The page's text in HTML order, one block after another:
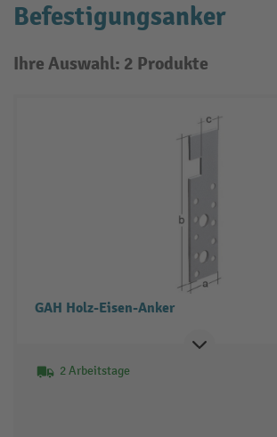
Befestigungsanker
Ihre Auswahl: 2 Produkte
GAH Holz-Eisen-Anker
2 Arbeitstage